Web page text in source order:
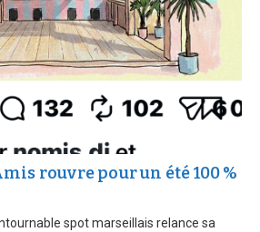
rouvre pour un été 100 %
spot marseillais relance sa